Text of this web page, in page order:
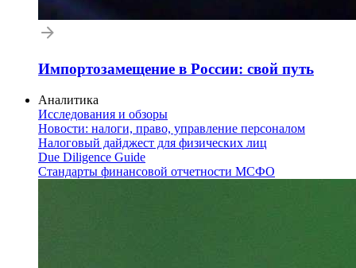
Импортозамещение в России: свой путь
Аналитика
Исследования и обзоры
Новости: налоги, право, управление персоналом
Налоговый дайджест для физических лиц
Due Diligence Guide
Стандарты финансовой отчетности МСФО